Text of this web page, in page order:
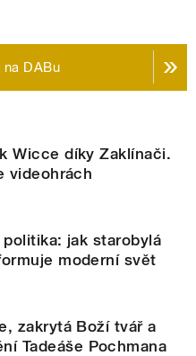
DABu
Wicce díky Zaklínači.
videohrách
jak starobylá
moderní svět
zakrytá Boží tvář a
Tadeáše Pochmana